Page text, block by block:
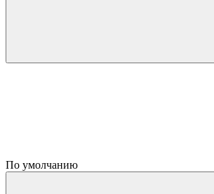
По умолчанию